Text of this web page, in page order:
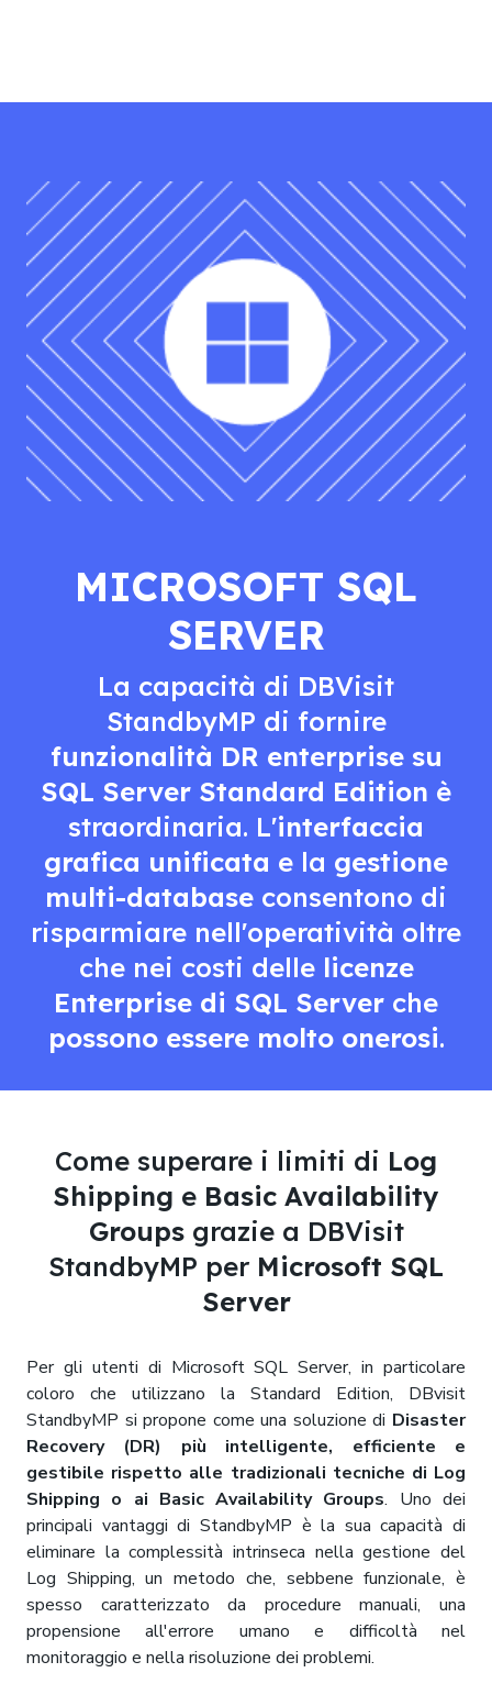
MICROSOFT SQL
SERVER
La capacità di DBVisit
StandbyMP di fornire
funzionalità DR enterprise su
SQL Server Standard Edition è
straordinaria. L'interfaccia
grafica unificata e la gestione
multi-database consentono di
risparmiare nell'operatività oltre
che nei costi dellelicenze
Enterprise di SQL Server che
possono essere molto onerosi.
Come superare i limiti di Log
Shipping e Basic Availability
Groupsgrazie a DBVisit
StandbyMP per Microsoft SQL
Server
Per gli utenti di Microsoft SQL Server, in particolare
coloro che utilizzano la Standard Edition, DBvisit
StandbyMP si propone come una soluzione di Disaster
Recovery (DR) più intelligente, efficiente e
gestibile rispetto alle tradizionali tecniche di Log
Shipping o ai Basic Availability Groups. Uno dei
principali vantaggi di StandbyMP è la sua capacità di
eliminare la complessità intrinseca nella gestione del
Log Shipping, un metodo che, sebbene funzionale, è
spesso caratterizzato da procedure manuali, una
propensione all'errore umano e difficoltà nel
monitoraggio e nella risoluzione dei problemi.